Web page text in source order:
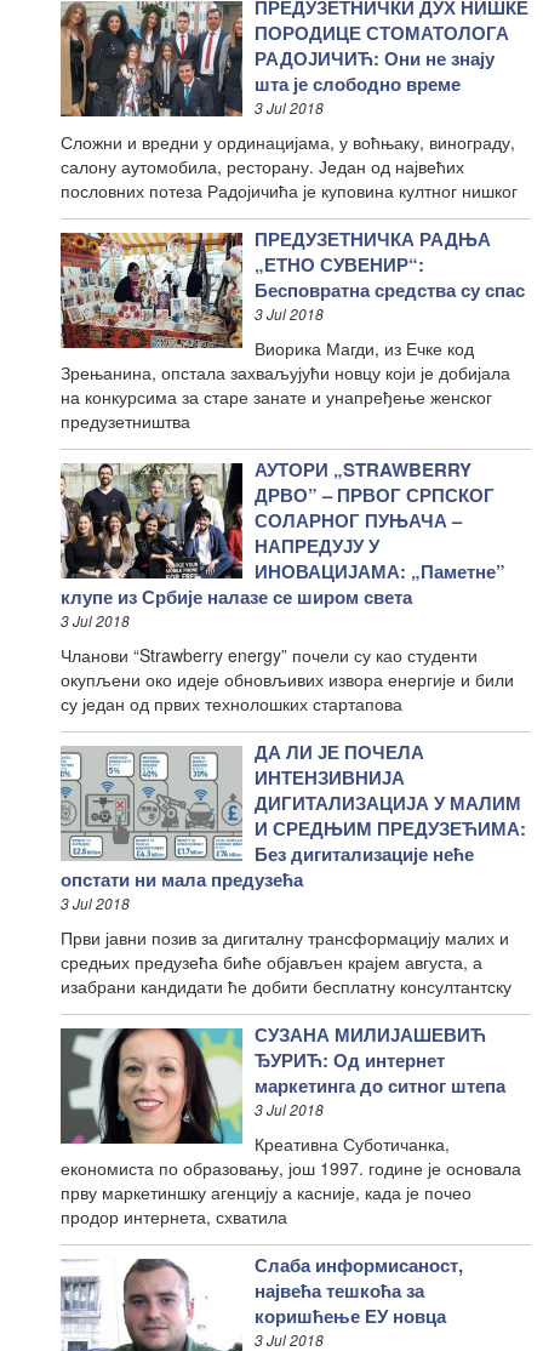
ПРЕДУЗЕТНИЧКИ ДУХ НИШКЕ
ПОРОДИЦЕ СТОМАТОЛОГА
РАДОЈИЧИЋ: Они не знају
шта је слободно време
3 Jul 2018
Сложни и вредни у ординацијама, у воћњаку, винограду,
салону аутомобила, ресторану. Један од највећих
пословних потеза Радојичића је куповина култног нишког
ПРЕДУЗЕТНИЧКА РАДЊА
„ЕТНО СУВЕНИР“:
Бесповратна средства су спас
3 Jul 2018
Виорика Магди, из Ечке код
Зрењанина, опстала захваљујући новцу који је добијала
на конкурсима за старе занате и унапређење женског
предузетништва
АУТОРИ „STRAWBERRY
ДРВО” – ПРВОГ СРПСКОГ
СОЛАРНОГ ПУЊАЧА –
НАПРЕДУЈУ У
ИНОВАЦИЈАМА: „Паметне”
клупе из Србије налазе се широм света
3 Jul 2018
Чланови “Strawberry energy” почели су као студенти
окупљени око идеје обновљивих извора енергије и били
су један од првих технолошких стартапова
ДА ЛИ ЈЕ ПОЧЕЛА
ИНТЕНЗИВНИЈА
ДИГИТАЛИЗАЦИЈА У МАЛИМ
И СРЕДЊИМ ПРЕДУЗЕЋИМА:
Без дигитализације неће
опстати ни мала предузећа
3 Jul 2018
Први јавни позив за дигиталну трансформацију малих и
средњих предузећа биће објављен крајем августа, а
изабрани кандидати ће добити бесплатну консултантску
СУЗАНА МИЛИЈАШЕВИЋ
ЂУРИЋ: Од интернет
маркетинга до ситног штепа
3 Jul 2018
Креативна Суботичанка,
економиста по образовању, још 1997. године је основала
прву маркетиншку агенцију а касније, када је почео
продор интернета, схватила
Слаба информисаност,
највећа тешкоћа за
коришћење ЕУ новца
3 Jul 2018